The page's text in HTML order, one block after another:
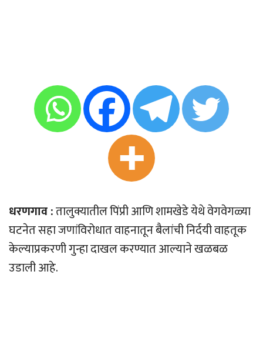
धरणगाव :तालुक्यातील पिंप्री आणि शामखेडे येथे वेगवेगळ्या
घटनेत सहा जणांविरोधात वाहनातून बैलांची निर्दयी वाहतूक
केल्याप्रकरणी गुन्हा दाखल करण्यात आल्याने खळबळ
उडाली आहे.